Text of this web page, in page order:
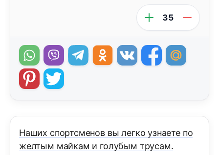
35
Наших спортсменов вы легко узнаете по
желтым майкам и голубым трусам.